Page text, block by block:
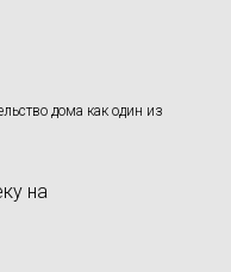
дома как один из
на